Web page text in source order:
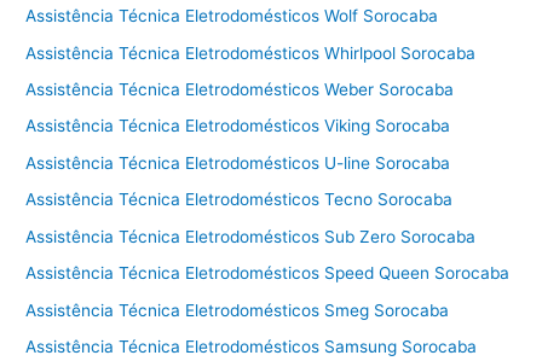
o
Assistência Técnica Eletrodomésticos Wolf Sorocaba
Assistência Técnica Eletrodomésticos Whirlpool Sorocaba
Assistência Técnica Eletrodomésticos Weber Sorocaba
Assistência Técnica Eletrodomésticos Viking Sorocaba
Assistência Técnica Eletrodomésticos U-line Sorocaba
Assistência Técnica Eletrodomésticos Tecno Sorocaba
Assistência Técnica Eletrodomésticos Sub Zero Sorocaba
Assistência Técnica Eletrodomésticos Speed Queen Sorocaba
Assistência Técnica Eletrodomésticos Smeg Sorocaba
Assistência Técnica Eletrodomésticos Samsung Sorocaba